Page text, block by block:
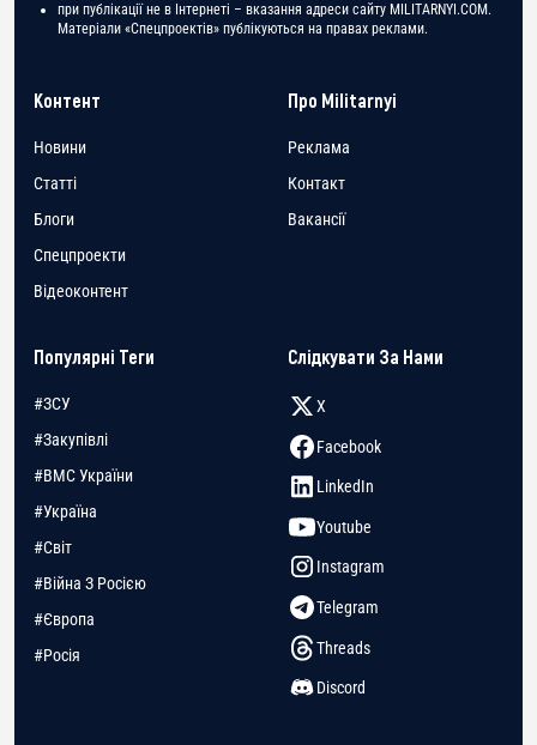
при публікації не в Інтернеті – вказання адреси сайту MILITARNYI.COM.
Матеріали «Спецпроектів» публікуються на правах реклами.
Контент
Новини
Статті
Блоги
Спецпроекти
Відеоконтент
Про Militarnyi
Реклама
Контакт
Вакансії
Популярні Теги
#ЗСУ
#Закупівлі
#ВМС України
#Україна
#Світ
#Війна З Росією
#Європа
#Росія
Слідкувати За Нами
X
Facebook
LinkedIn
Youtube
Instagram
Telegram
Threads
Discord